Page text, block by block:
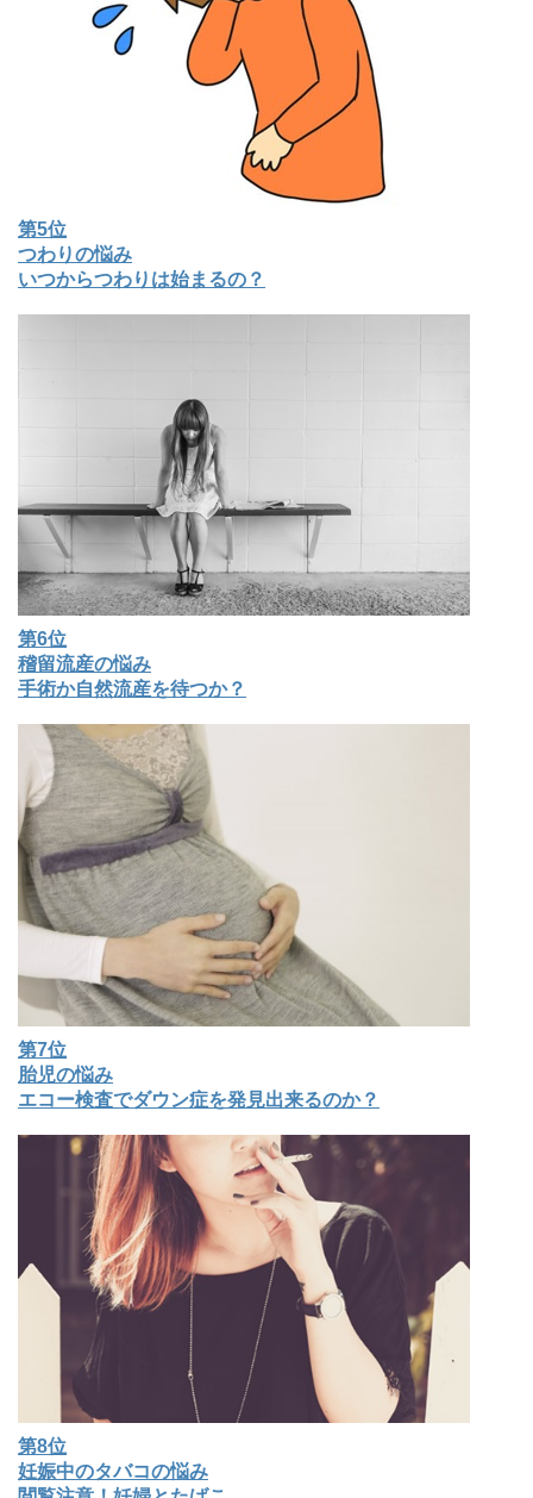
第5位
つわりの悩み
いつからつわりは始まるの？
第6位
稽留流産の悩み
手術か自然流産を待つか？
第7位
胎児の悩み
エコー検査でダウン症を発見出来るのか？
第8位
妊娠中のタバコの悩み